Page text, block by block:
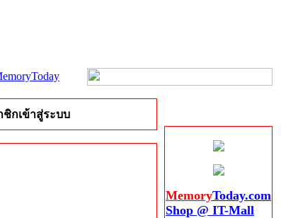
กเข้าสู่ระบบ
MemoryToday.com
Shop @ IT-Mall